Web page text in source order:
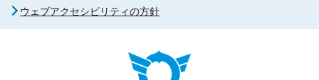
ウェブアクセシビリティの方針